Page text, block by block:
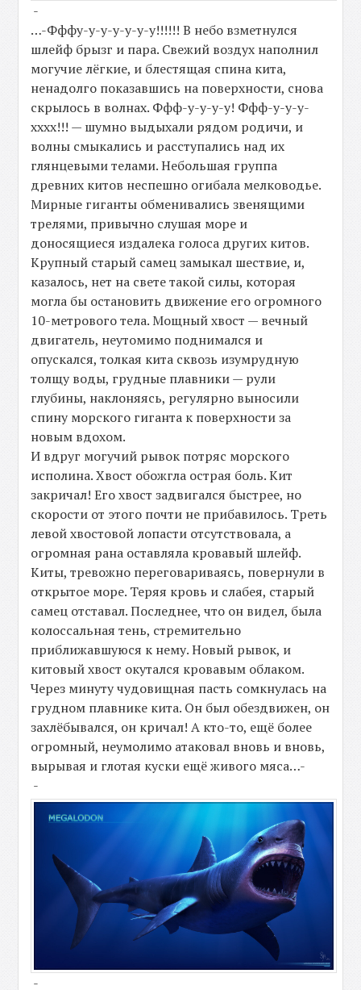
-
…-Фффу-у-у-у-у-у-у!!!!!! В небо взметнулся
шлейф брызг и пара. Свежий воздух наполнил
могучие лёгкие, и блестящая спина кита,
ненадолго показавшись на поверхности, снова
скрылось в волнах. Ффф-у-у-у-у! Ффф-у-у-у-
хххх!!! — шумно выдыхали рядом родичи, и
волны смыкались и расступались над их
глянцевыми телами. Небольшая группа
древних китов неспешно огибала мелководье.
Мирные гиганты обменивались звенящими
трелями, привычно слушая море и
доносящиеся издалека голоса других китов.
Крупный старый самец замыкал шествие, и,
казалось, нет на свете такой силы, которая
могла бы остановить движение его огромного
10-метрового тела. Мощный хвост — вечный
двигатель, неутомимо поднимался и
опускался, толкая кита сквозь изумрудную
толщу воды, грудные плавники — рули
глубины, наклоняясь, регулярно выносили
спину морского гиганта к поверхности за
новым вдохом.
И вдруг могучий рывок потряс морского
исполина. Хвост обожгла острая боль. Кит
закричал! Его хвост задвигался быстрее, но
скорости от этого почти не прибавилось. Треть
левой хвостовой лопасти отсутствовала, а
огромная рана оставляла кровавый шлейф.
Киты, тревожно переговариваясь, повернули в
открытое море. Теряя кровь и слабея, старый
самец отставал. Последнее, что он видел, была
колоссальная тень, стремительно
приближавшуюся к нему. Новый рывок, и
китовый хвост окутался кровавым облаком.
Через минуту чудовищная пасть сомкнулась на
грудном плавнике кита. Он был обездвижен, он
захлёбывался, он кричал! А кто-то, ещё более
огромный, неумолимо атаковал вновь и вновь,
вырывая и глотая куски ещё живого мяса…-
-
-